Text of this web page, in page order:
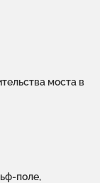
моста в
поле,